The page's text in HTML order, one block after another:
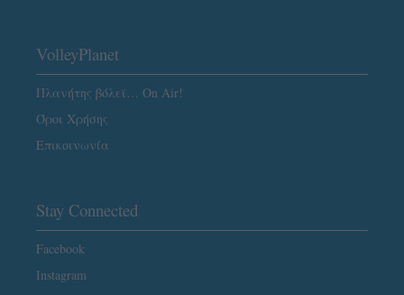
VolleyPlanet
Πλανήτης βόλεϊ… On Air!
Όροι Χρήσης
Επικοινωνία
Stay Connected
Facebook
Instagram